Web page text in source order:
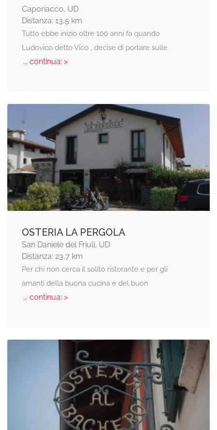
Caporiacco, UD
Distanza: 13,5 km
Tutto ebbe inizio oltre 100 anni fa quando
Ludovico detto Vico , decise di portare sulle
... continua: >
OSTERIA LA PERGOLA
San Daniele del Friuli, UD
Distanza: 23,7 km
Per chi non cerca il solito ristorante e per gli
amanti della buona cucina e del buon
... continua: >